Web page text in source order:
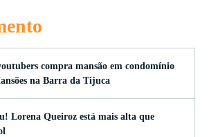
compra mansão em condomínio
na Barra da Tijuca
Lorena Queiroz está mais alta que